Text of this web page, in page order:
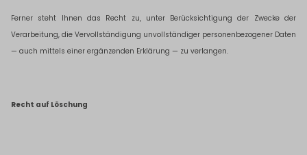
Ferner steht Ihnen das Recht zu, unter Berücksichtigung der Zwecke der
Verarbeitung, die Vervollständigung unvollständiger personenbezogener Daten
— auch mittels einer ergänzenden Erklärung — zu verlangen.
Recht auf Löschung